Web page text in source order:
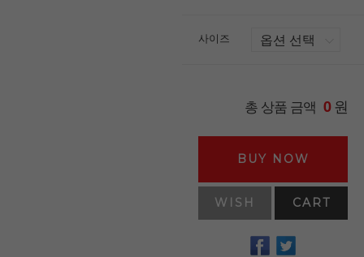
사이즈
총 상품 금액 0원
BUY NOW
WISH CART